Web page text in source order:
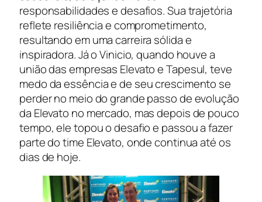
responsabilidades e desafios. Sua trajetória
reflete resiliência e comprometimento,
resultando em uma carreira sólida e
inspiradora. Já o Vinicio, quando houve a
união das empresas Elevato e Tapesul, teve
medo da essência e de seu crescimento se
perder no meio do grande passo de evolução
da Elevato no mercado, mas depois de pouco
tempo, ele topou o desafio e passou a fazer
parte do time Elevato, onde continua até os
dias de hoje.